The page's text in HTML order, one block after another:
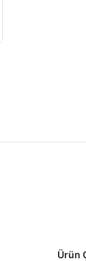
Ürün